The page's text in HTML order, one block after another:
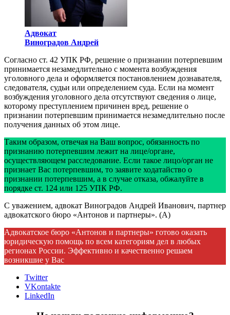
Адвокат
Виноградов Андрей
Согласно ст. 42 УПК РФ, решение о признании потерпевшим
принимается незамедлительно с момента возбуждения
уголовного дела и оформляется постановлением дознавателя,
следователя, судьи или определением суда. Если на момент
возбуждения уголовного дела отсутствуют сведения о лице,
которому преступлением причинен вред, решение о
признании потерпевшим принимается незамедлительно после
получения данных об этом лице.
Таким образом, отвечая на Ваш вопрос, обязанность по
признанию потерпевшим лежит на лице/органе,
осуществляющем расследование. Если такое лицо/орган не
признает Вас потерпевшим, то заявите ходатайство о
признании потерпевшим, а в случае отказа, обжалуйте в
порядке ст. 124 или 125 УПК РФ.
С уважением, адвокат Виноградов Андрей Иванович, партнер
адвокатского бюро «Антонов и партнеры». (А)
Адвокатское бюро «Антонов и партнеры» готово оказать
юридическую помощь по всем категориям дел в любых
регионах России. Эффективно и качественно решаем
возникшие у Вас
Twitter
VKontakte
LinkedIn